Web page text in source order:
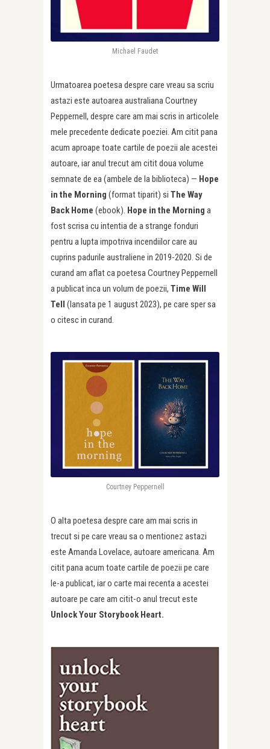
Michael Faudet
Urmatoarea poetesa despre care vreau sa scriu
astazi este autoarea australiana Courtney
Peppernell, despre care am mai scris in articolele
mele precedente dedicate poeziei. Am citit pana
acum aproape toate cartile de poezii ale acestei
autoare, iar anul trecut am citit doua volume
semnate de ea (ambele de la biblioteca) — Hope
in the Morning (format tiparit) si The Way
Back Home (ebook). Hope in the Morning a
fost scrisa cu intentia de a strange fonduri
pentru a lupta impotriva incendiilor care au
cuprins padurile australiene in 2019-2020. Si de
curand am aflat ca poetesa Courtney Peppernell
a publicat inca un volum de poezii, Time Will
Tell (lansata pe 1 august 2023), pe care sper sa
o citesc in curand.
Courtney Peppernell
O alta poetesa despre care am mai scris in
trecut si pe care vreau sa o mentionez astazi
este Amanda Lovelace, autoare americana. Am
citit pana acum toate cartile de poezii pe care
le-a publicat, iar o carte mai recenta a acestei
autoare pe care am citit-o anul trecut este
Unlock Your Storybook Heart.